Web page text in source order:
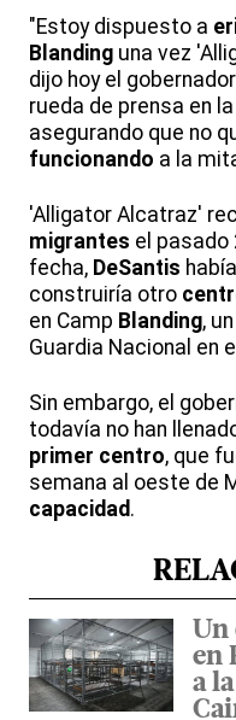
"Estoy dispuesto a
Blanding una vez
dijo hoy el
rueda de prensa en
asegurando que no
funcionando a la
'Alligator Alcatraz'
migrantes el pasado
fecha, DeSantis
construiría otro
en Camp Blanding,
Guardia Nacional en
Sin embargo, el
todavía no han
primer centro, que
semana al oeste de
capacidad.
Un
en
a